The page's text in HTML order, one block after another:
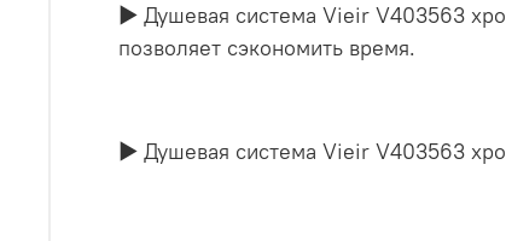
▶ Душевая система Vieir V403563
позволяет сэкономить время.
▶ Душевая система Vieir V403563